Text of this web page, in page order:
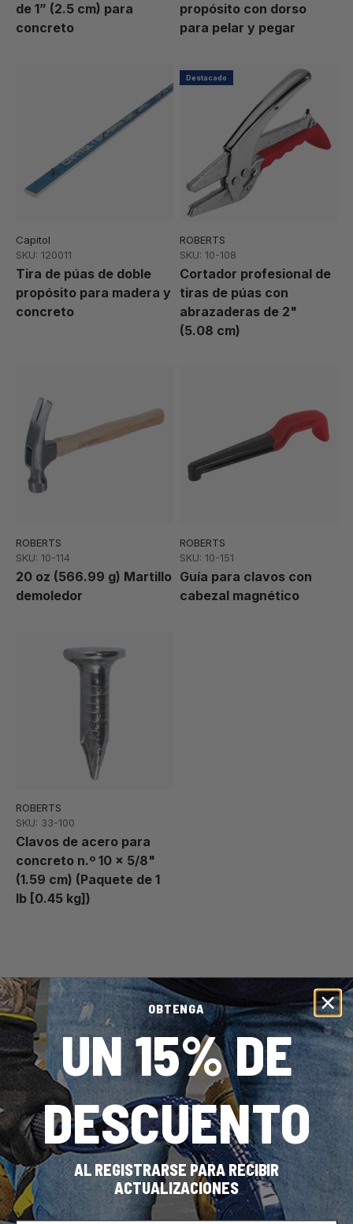
de 1” (2.5 cm) para
concreto
propósito con dorso
para pelar y pegar
Capitol
SKU: 120011
Tira de púas de doble
propósito para madera y
concreto
Destacado
ROBERTS
SKU: 10-108
Cortador profesional de
tiras de púas con
abrazaderas de 2"
(5.08 cm)
ROBERTS
SKU: 10-114
20 oz (566.99 g) Martillo
demoledor
ROBERTS
SKU: 10-151
Guía para clavos con
cabezal magnético
ROBERTS
SKU: 33-100
Clavos de acero para
concreto n.º 10 x 5/8"
(1.59 cm) (Paquete de 1
lb [0.45 kg])
Consejo profesional: Coloque la tira de púas a
1/4" (0.64 cm) de la pared para dejar espacio
suficiente para introducir la alfombra por debajo
del zócalo, y asegúrese de que las clavijas queden
inclinadas hacia la pared. Este ángulo opuesto es
el que genera la tensión que tensa la alfombra.
Las tiras de púas se utilizan durante la instalación
de la alfombra para fijarla y mantenerla tensa.
Esto evita que la alfombra se desplace, se arrugue
o se formen pliegues con el paso del tiempo.
Además de la almohadilla, la tira crea una
OBTENGA
UN 15% DE
DESCUENTO
AL REGISTRARSE PARA RECIBIR
ACTUALIZACIONES